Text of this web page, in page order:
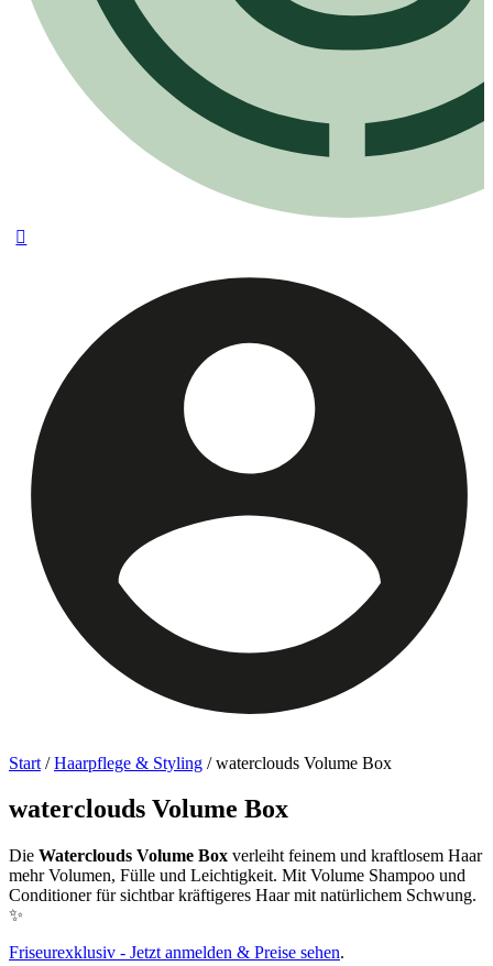
Start /Haarpflege & Styling / waterclouds Volume Box
waterclouds Volume Box
Die Waterclouds Volume Box verleiht feinem und kraftlosem Haar
mehr Volumen, Fülle und Leichtigkeit. Mit Volume Shampoo und
Conditioner für sichtbar kräftigeres Haar mit natürlichem Schwung.
✨
Friseurexklusiv - Jetzt anmelden & Preise sehen.